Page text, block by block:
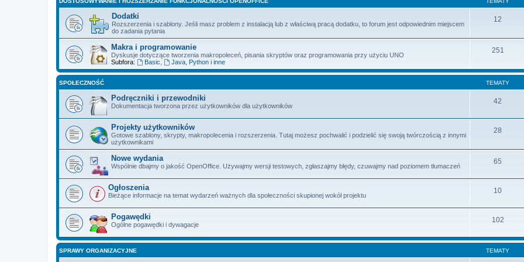
Dodatki
Rozszerzenia i szablony. Jeśli masz problem z instalacją lub z właściwą pracą dodatku, to forum jest odpowiednim miejscem
do zadania pytania
12
Makra i programowanie
Dyskusje dotyczące tworzenia makropoleceń, pisania skryptów oraz programowania przy użyciu UNO
Subfora:
Basic Java, Python i inne
251
SPOŁECZNOŚĆ TEMATY
Podręczniki i przewodniki
Dokumentacja tworzona przez użytkowników dla użytkowników
42
Projekty użytkowników
Gotowe szablony, skrypty, makropolecenia i rozszerzenia. Tutaj możesz pochwalić i podzielić się swoją twórczością z innymi
użytkownikami
28
Nowe wydania
Wspólnie dbajmy o jakość OpenOffice. Używajmy wersji testowych, zgłaszajmy błędy, czuwajmy nad poziomem tłumaczeń
65
Ogłoszenia
Bieżące informacje na temat wydarzeń ważnych dla społeczności skupionej wokół projektu
10
Pogawędki
Ogólne pogawędki i dywagacje
102
SPRAWY ORGANIZACYJNE TEMATY